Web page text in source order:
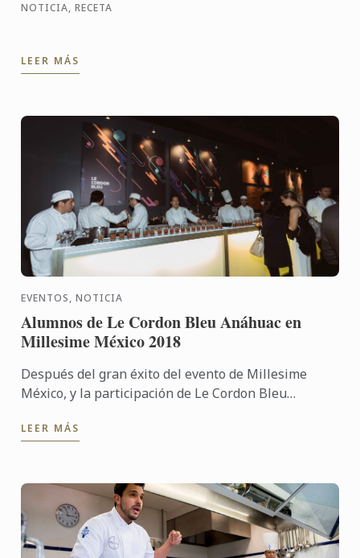
NOTICIA, RECETA
LEER MÁS
EVENTOS, NOTICIA
Alumnos de Le Cordon Bleu Anáhuac en
Millesime México 2018
Después del gran éxito del evento de Millesime
México, y la participación de Le Cordon Bleu
experiencia nuevos. ...
LEER MÁS